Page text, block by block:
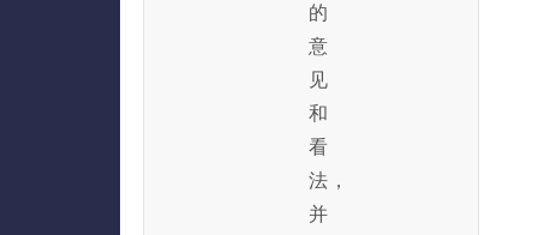
的
意
见
和
看
法，
并